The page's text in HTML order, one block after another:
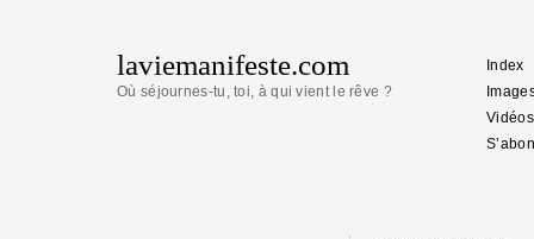
laviemanifeste.com
Où séjournes-tu, toi, à qui vient le rêve ?
Index
Vidéos